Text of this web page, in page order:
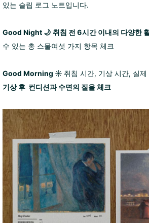
있는 슬립 로그 노트입니다.
Good Night 🌙 취침 전 6시간 이내의 다양한
수 있는 총 스물여섯 가지 항목 체크
Good Morning ☀️ 취침 시간, 기상 시간, 실
기상 후 컨디션과 수면의 질을 체크